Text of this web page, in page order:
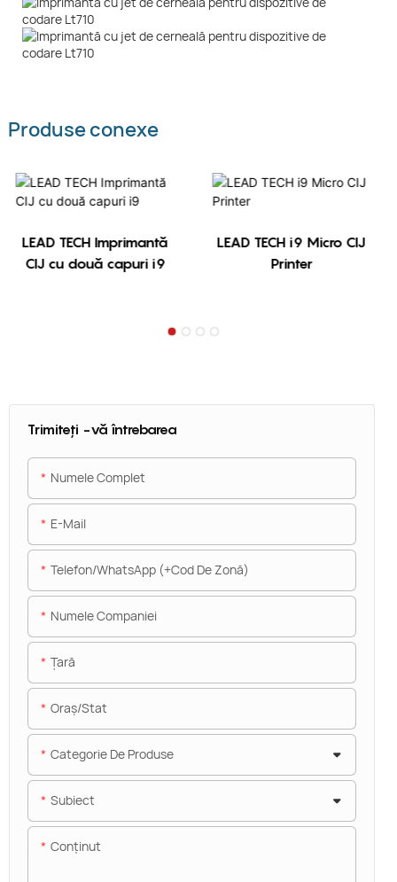
Produse conexe
LEAD TECH Imprimantă
CIJ cu două capuri i9
LEAD TECH i9 Micro CIJ
Printer
Trimiteți -vă întrebarea
Numele Complet
E-Mail
Telefon/WhatsApp (+Cod De Zonă)
Numele Companiei
Ţară
Oraș/stat
Categorie De Produse
Subiect
Conţinut